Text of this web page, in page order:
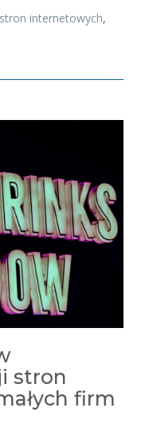
internetowych,
stron
firm